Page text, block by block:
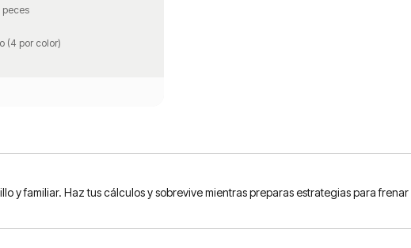
peces
(4 por color)
y familiar. Haz tus cálculos y sobrevive mientras preparas estrategias para